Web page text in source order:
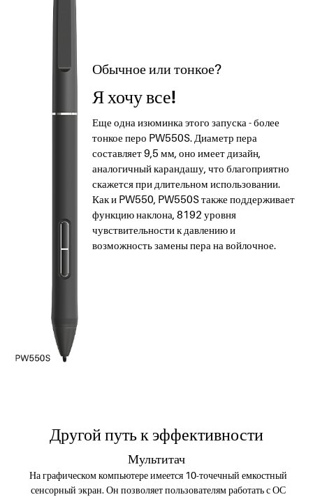
Обычное или тонкое?
Я хочу все!
Еще одна изюминка этого запуска - более
тонкое перо PW550S. Диаметр пера
составляет 9,5 мм, оно имеет дизайн,
аналогичный карандашу, что благоприятно
скажется при длительном использовании.
Как и PW550, PW550S также поддерживает
функцию наклона, 8192 уровня
чувствительности к давлению и
возможность замены пера на войлочное.
Другой путь к эффективности
Мультитач
На графическом компьютере имеется 10-точечный емкостный
сенсорный экран. Он позволяет пользователям работать с ОС